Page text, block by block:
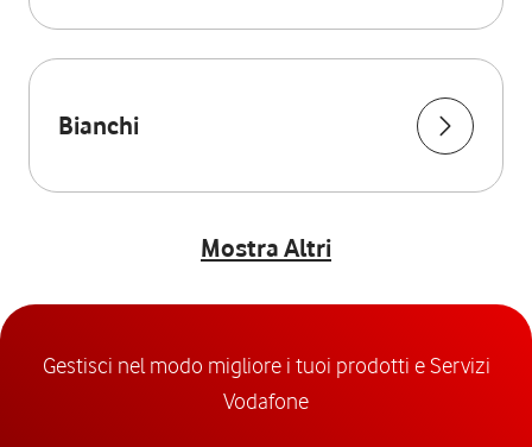
Bianchi
Mostra Altri
Gestisci nel modo migliore i tuoi prodotti e Servizi
Vodafone